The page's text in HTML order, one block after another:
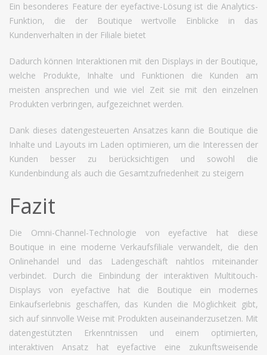
Ein besonderes Feature der eyefactive-Lösung ist die Analytics-
Funktion, die der Boutique wertvolle Einblicke in das
Kundenverhalten in der Filiale bietet
Dadurch können Interaktionen mit den Displays in der Boutique,
welche Produkte, Inhalte und Funktionen die Kunden am
meisten ansprechen und wie viel Zeit sie mit den einzelnen
Produkten verbringen, aufgezeichnet werden.
Dank dieses datengesteuerten Ansatzes kann die Boutique die
Inhalte und Layouts im Laden optimieren, um die Interessen der
Kunden besser zu berücksichtigen und sowohl die
Kundenbindung als auch die Gesamtzufriedenheit zu steigern
Fazit
Die Omni-Channel-Technologie von eyefactive hat diese
Boutique in eine moderne Verkaufsfiliale verwandelt, die den
Onlinehandel und das Ladengeschäft nahtlos miteinander
verbindet. Durch die Einbindung der interaktiven Multitouch-
Displays von eyefactive hat die Boutique ein modernes
Einkaufserlebnis geschaffen, das Kunden die Möglichkeit gibt,
sich auf sinnvolle Weise mit Produkten auseinanderzusetzen. Mit
datengestützten Erkenntnissen und einem optimierten,
interaktiven Ansatz hat eyefactive eine zukunftsweisende